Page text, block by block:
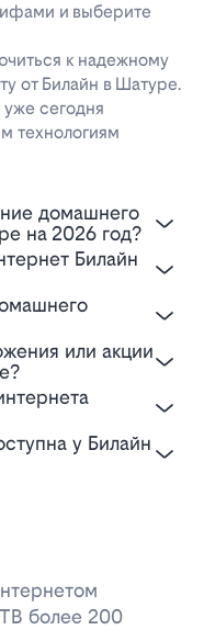
и выберите
к надежному
от Билайн в Шатуре.
сегодня
технологиям
на 2026 год?
более 200